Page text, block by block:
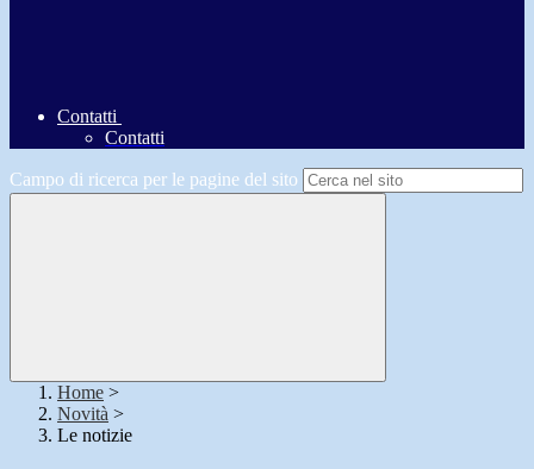
Contatti
Contatti
Campo di ricerca per le pagine del sito
Home >
Novità >
Le notizie